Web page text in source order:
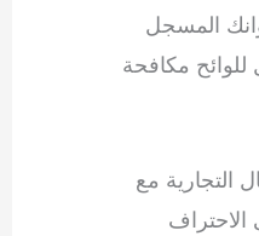
المسجل
للوائح مكافحة
التجارية مع